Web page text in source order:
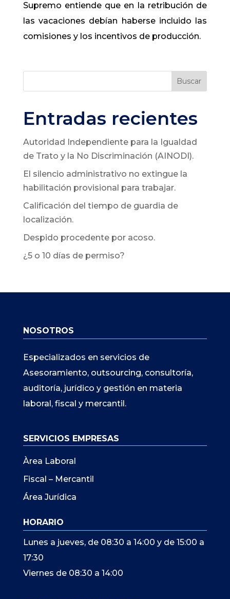
Supremo entiende que en la retribución de
las vacaciones debían haberse incluido las
comisiones y los incentivos de producción.
Buscar
Entradas recientes
Autoridad Independiente para la Igualdad
de Trato y la No Discriminación (AINODI).
El silencio administrativo no extingue la
habilitación provisional para trabajar.
Calificación del tiempo de guardia de
localización.
Despido procedente por acoso.
¿5 o 10 días de permiso?
NOSOTROS
Especializados en servicios de
Asesoramiento, outsourcing, consultoría,
auditoría, jurídico y gestión en materia
laboral, fiscal y mercantil.
SERVICIOS EMPRESAS
Àrea Laboral
Fiscal – Mercantil
Área Jurídica
HORARIO
Lunes a jueves, de 08:30 a 14:00 y de 15:00 a
17:30
Viernes de 08:30 a 14:00